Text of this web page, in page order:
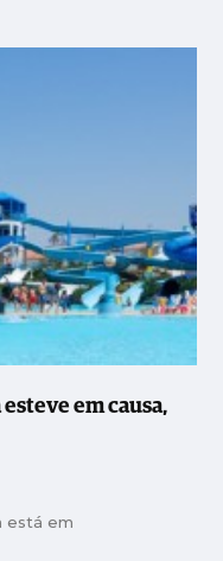
em causa,
está em